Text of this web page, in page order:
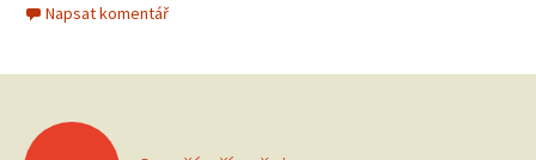
Napsat komentář